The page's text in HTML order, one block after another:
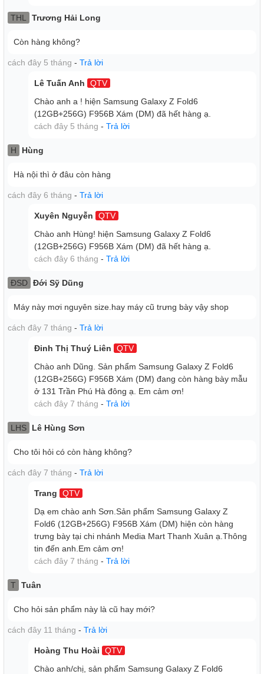
hình ngoài được dự kiến sẽ tăng lên
Nếu như điều này là thật thì sẽ là một tin cực kỳ vui cho
người dùng Samsung. Bởi với các phiên bản như
Samsung Z Fold 5 và Samsung Z Fold 4, hãng đã nhận lại
chưa được tối ưu cho lắm, và cũng rất hẹp nên khiến
các thao tác trở nên khó khăn vô cùng.
bảo là sẽ đạt mức 2600 nits cao hơn rất nhiều so với
1750 nits trên Z Fold 5. Như vậy, thương hiệu Samsung
có thể sẽ sử dụng một tấm nền mới cho dòng Z Fold 6
lần này, hoặc chỉ đơn giản là làm tăng độ sáng của màn
hình lên và tiếp tục giữ nguyên màn hình
AMOLED 2X.
Samsung Galaxy Z Fold6 với khả năng
vượt trội về khả năng chụp ảnh và quay phim. Mẫu điện
thoại gập thế hệ thứ sáu này được nâng cấp cả về
hữu cảm biến chính 50MP cùng khả năng chống rung
OIS trên tất cả các ống kính, tương tự như phiên bản
Fold 5.
Tuy nhiên, sự cải tiến đáng chú ý nằm ở camera góc
rộng và camera tele. Camera góc rộng nay được nâng
cấp với cảm biến 50MP, ngang bằng với cảm biến chính.
Đối với camera tele, Samsung đã trang bị cảm biến
phụ trợ, đem đến sự sắc nét vượt trội.
THL Trương Hải Long
Còn hàng không?
cách đây 5 tháng - Trả lời
Lê Tuấn Anh
QTV
Chào anh a ! hiện Samsung Galaxy Z Fold6
(12GB+256G) F956B Xám (DM) đã hết hàng ạ.
cách đây 5 tháng - Trả lời
H Hùng
Hà nội thì ở đâu còn hàng
cách đây 6 tháng - Trả lời
Xuyên Nguyễn
QTV
Chào anh Hùng! hiện Samsung Galaxy Z Fold6
(12GB+256G) F956B Xám (DM) đã hết hàng ạ.
cách đây 6 tháng - Trả lời
ĐSD Đới Sỹ Dũng
Máy này mơi nguyên size.hay máy cũ trưng bày vậy shop
cách đây 7 tháng - Trả lời
Đinh Thị Thuý Liên
QTV
Chào anh Dũng. Sản phẩm Samsung Galaxy Z Fold6
(12GB+256G) F956B Xám (DM) đang còn hàng bày mẫu
ở 131 Trần Phú Hà đông ạ. Em cảm ơn!
cách đây 7 tháng - Trả lời
LHS Lê Hùng Sơn
Cho tôi hỏi có còn hàng không?
cách đây 7 tháng - Trả lời
Trang
QTV
Dạ em chào anh Sơn.Sản phẩm Samsung Galaxy Z
Fold6 (12GB+256G) F956B Xám (DM) hiện còn hàng
trưng bày tại chi nhánh Media Mart Thanh Xuân ạ.Thông
tin đến anh.Em cảm ơn!
cách đây 7 tháng - Trả lời
T Tuân
Cho hỏi sản phẩm này là cũ hay mới?
cách đây 11 tháng - Trả lời
Hoàng Thu Hoài
QTV
Chào anh/chị, sản phẩm Samsung Galaxy Z Fold6